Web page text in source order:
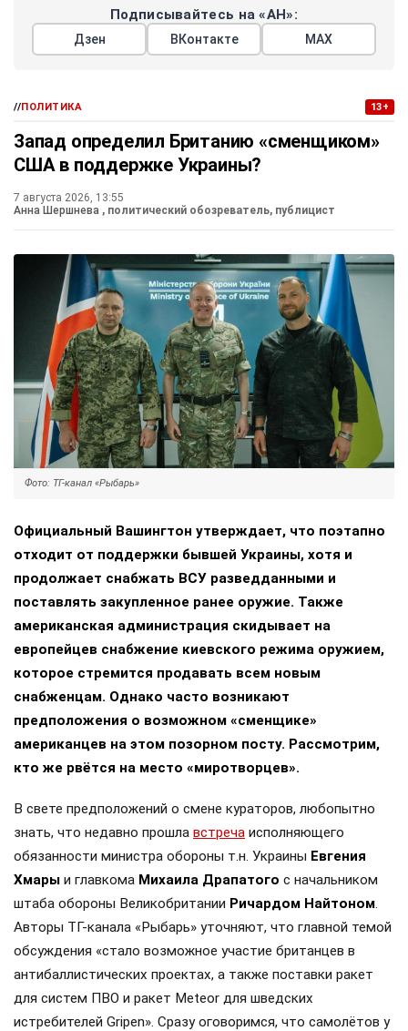
Подписывайтесь на «АН»:
Дзен ВКонтакте МАХ
//ПОЛИТИКА 13+
Запад определил Британию «сменщиком»
США в поддержке Украины?
7 августа 2026, 13:55
Анна Шершнева , политический обозреватель, публицист
Фото: ТГ-канал «Рыбарь»
Официальный Вашингтон утверждает, что поэтапно
отходит от поддержки бывшей Украины, хотя и
продолжает снабжать ВСУ разведданными и
поставлять закупленное ранее оружие. Также
американская администрация скидывает на
европейцев снабжение киевского режима оружием,
которое стремится продавать всем новым
снабженцам. Однако часто возникают
предположения о возможном «сменщике»
американцев на этом позорном посту. Рассмотрим,
кто же рвётся на место «миротворцев».
В свете предположений о смене кураторов, любопытно
знать, что недавно прошла встреча исполняющего
обязанности министра обороны т.н. Украины Евгения
Хмары и главкома Михаила Драпатого с начальником
штаба обороны Великобритании Ричардом Найтоном.
Авторы ТГ-канала «Рыбарь» уточняют, что главной темой
обсуждения «стало возможное участие британцев в
антибаллистических проектах, а также поставки ракет
для систем ПВО и ракет Meteor для шведских
истребителей Gripen». Сразу оговоримся, что самолётов у